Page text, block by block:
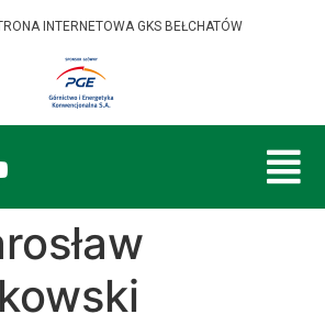
INTERNETOWA GKS BEŁCHATÓW